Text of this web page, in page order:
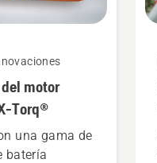
motor
Torq®
una gama de
batería